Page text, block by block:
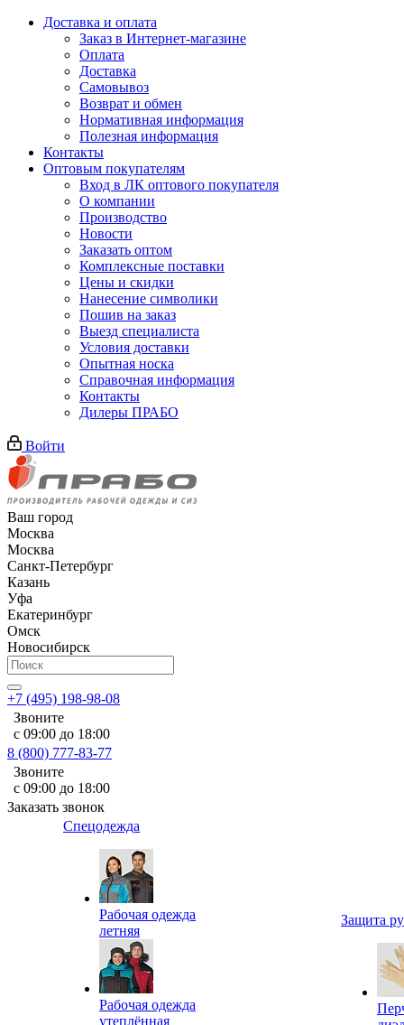
Доставка и оплата
Заказ в Интернет-магазине
Оплата
Доставка
Самовывоз
Возврат и обмен
Нормативная информация
Полезная информация
Контакты
Оптовым покупателям
Вход в ЛК оптового покупателя
О компании
Производство
Новости
Заказать оптом
Комплексные поставки
Цены и скидки
Нанесение символики
Пошив на заказ
Выезд специалиста
Условия доставки
Опытная носка
Справочная информация
Контакты
Дилеры ПРАБО
Войти
Ваш город
Москва
Москва
Санкт-Петербург
Казань
Уфа
Екатеринбург
Омск
Новосибирск
+7 (495) 198-98-08
Звоните
с 09:00 до 18:00
8 (800) 777-83-77
Звоните
с 09:00 до 18:00
Заказать звонок
Спецодежда
Рабочая одежда
летняя
Рабочая одежда
утеплённая
Защита